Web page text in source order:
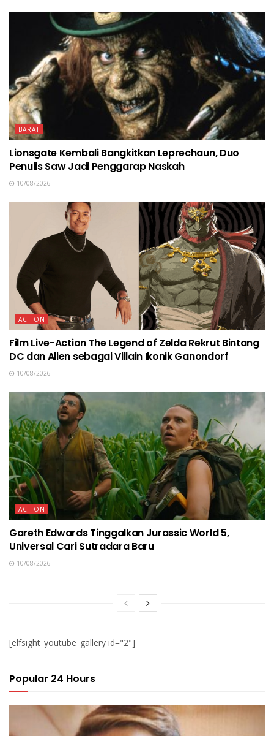
BARAT
Lionsgate Kembali Bangkitkan Leprechaun, Duo
Penulis Saw Jadi Penggarap Naskah
10/08/2026
ACTION
Film Live-Action The Legend of Zelda Rekrut Bintang
DC dan Alien sebagai Villain Ikonik Ganondorf
10/08/2026
ACTION
Gareth Edwards Tinggalkan Jurassic World 5,
Universal Cari Sutradara Baru
10/08/2026
[elfsight_youtube_gallery id="2"]
Popular 24 Hours